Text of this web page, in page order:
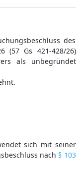
des
(57 Gs 421-428/26)
als unbegründet
sich mit seiner
nach § 103